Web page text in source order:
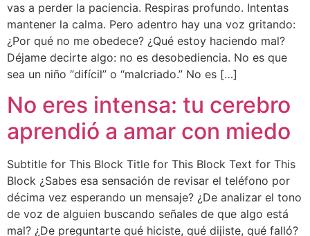
vas a perder la paciencia. Respiras profundo. Intentas
mantener la calma. Pero adentro hay una voz gritando:
¿Por qué no me obedece? ¿Qué estoy haciendo mal?
Déjame decirte algo: no es desobediencia. No es que
sea un niño “difícil” o “malcriado.” No es […]
No eres intensa: tu cerebro
aprendió a amar con miedo
Subtitle for This Block Title for This Block Text for This
Block ¿Sabes esa sensación de revisar el teléfono por
décima vez esperando un mensaje? ¿De analizar el tono
de voz de alguien buscando señales de que algo está
mal? ¿De preguntarte qué hiciste, qué dijiste, qué falló?